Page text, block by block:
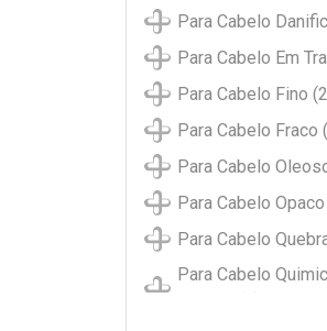
Para Cabelo
Para Cabelo Em
Para Cabelo Fino
Para Cabelo Fraco
Para Cabelo
Para Cabelo
Para Cabelo
Para Cabelo